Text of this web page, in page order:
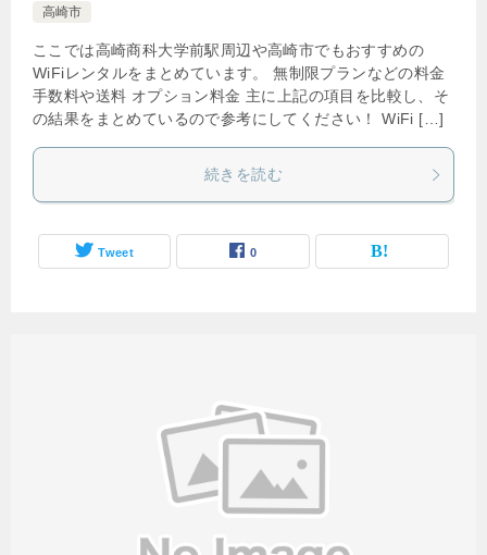
高崎市
ここでは高崎商科大学前駅周辺や高崎市でもおすすめの
WiFiレンタルをまとめています。 無制限プランなどの料金
手数料や送料 オプション料金 主に上記の項目を比較し、そ
の結果をまとめているので参考にしてください！ WiFi […]
続きを読む
Tweet 0